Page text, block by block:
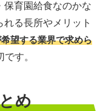
保育園給食なのかな
る長所やメリット
望する業界で求めら
です。
め